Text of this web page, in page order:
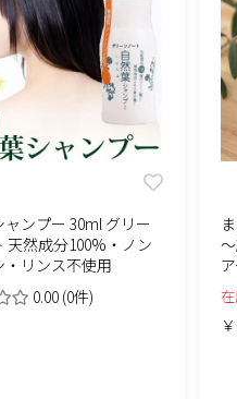
ャンプー 30ml グリー
天然成分100%・ノン
・リンス不使用
0.00 (0件)